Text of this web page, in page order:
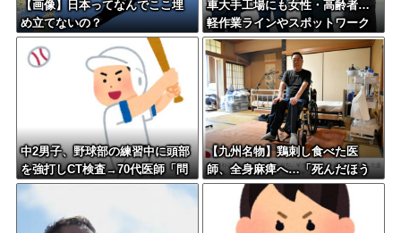
【画像】日本ってなんでここ埋
め立てないの？
車大手工場にも女性・高齢者…
軽作業ラインやスポットワーク
中2男子、野球部の練習中に頭部
を強打しCT検査→70代医師「問
題ないです」→他人のCT画像で
中学生死亡
【九州名物】鶏刺し食べた医
師、全身麻痺へ…「死んだほう
が良かった」